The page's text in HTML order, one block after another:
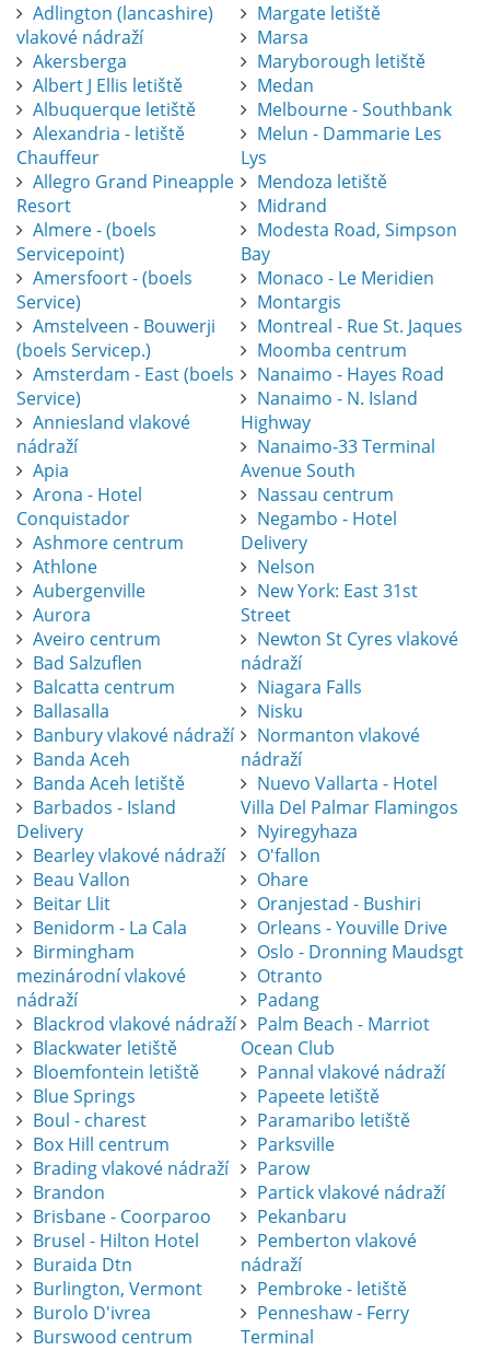
Adlington (lancashire)
vlakové nádraží
Akersberga
Albert J Ellis letiště
Albuquerque letiště
Alexandria - letiště
Chauffeur
Allegro Grand Pineapple
Resort
Almere - (boels
Servicepoint)
Amersfoort - (boels
Service)
Amstelveen - Bouwerji
(boels Servicep.)
Amsterdam - East (boels
Service)
Anniesland vlakové
nádraží
Apia
Arona - Hotel
Conquistador
Ashmore centrum
Athlone
Aubergenville
Aurora
Aveiro centrum
Bad Salzuflen
Balcatta centrum
Ballasalla
Banbury vlakové nádraží
Banda Aceh
Banda Aceh letiště
Barbados - Island
Delivery
Bearley vlakové nádraží
Beau Vallon
Beitar Llit
Benidorm - La Cala
Birmingham
mezinárodní vlakové
nádraží
Blackrod vlakové nádraží
Blackwater letiště
Bloemfontein letiště
Blue Springs
Boul - charest
Box Hill centrum
Brading vlakové nádraží
Brandon
Brisbane - Coorparoo
Brusel - Hilton Hotel
Buraida Dtn
Burlington, Vermont
Burolo D'ivrea
Burswood centrum
Margate letiště
Marsa
Maryborough letiště
Medan
Melbourne - Southbank
Melun - Dammarie Les
Lys
Mendoza letiště
Midrand
Modesta Road, Simpson
Bay
Monaco - Le Meridien
Montargis
Montreal - Rue St. Jaques
Moomba centrum
Nanaimo - Hayes Road
Nanaimo - N. Island
Highway
Nanaimo-33 Terminal
Avenue South
Nassau centrum
Negambo - Hotel
Delivery
Nelson
New York: East 31st
Street
Newton St Cyres vlakové
nádraží
Niagara Falls
Nisku
Normanton vlakové
nádraží
Nuevo Vallarta - Hotel
Villa Del Palmar Flamingos
Nyiregyhaza
O'fallon
Ohare
Oranjestad - Bushiri
Orleans - Youville Drive
Oslo - Dronning Maudsgt
Otranto
Padang
Palm Beach - Marriot
Ocean Club
Pannal vlakové nádraží
Papeete letiště
Paramaribo letiště
Parksville
Parow
Partick vlakové nádraží
Pekanbaru
Pemberton vlakové
nádraží
Pembroke - letiště
Penneshaw - Ferry
Terminal